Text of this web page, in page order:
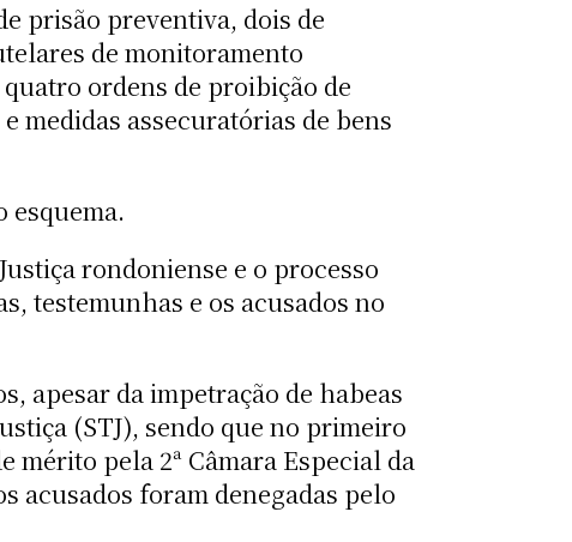
prisão preventiva, dois de
de monitoramento
ordens de proibição de
medidas assecuratórias de bens
esquema.
rondoniense e o processo
testemunhas e os acusados no
apesar da impetração de habeas
(STJ), sendo que no primeiro
pela 2ª Câmara Especial da
acusados foram denegadas pelo